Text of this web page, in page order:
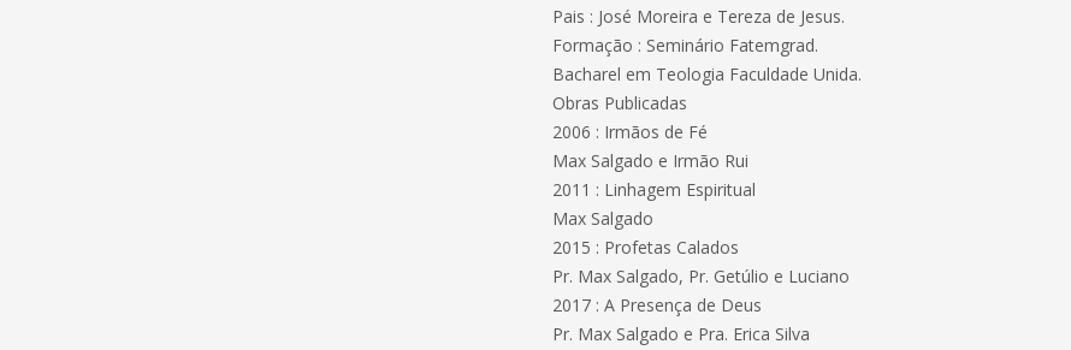
Pais : José Moreira e Tereza de Jesus.
Formação : Seminário Fatemgrad.
Bacharel em Teologia Faculdade Unida.
Obras Publicadas
2006 : Irmãos de Fé
Max Salgado e Irmão Rui
2011 : Linhagem Espiritual
Max Salgado
2015 : Profetas Calados
Pr. Max Salgado, Pr. Getúlio e Luciano
2017 : A Presença de Deus
Pr. Max Salgado e Pra. Erica Silva